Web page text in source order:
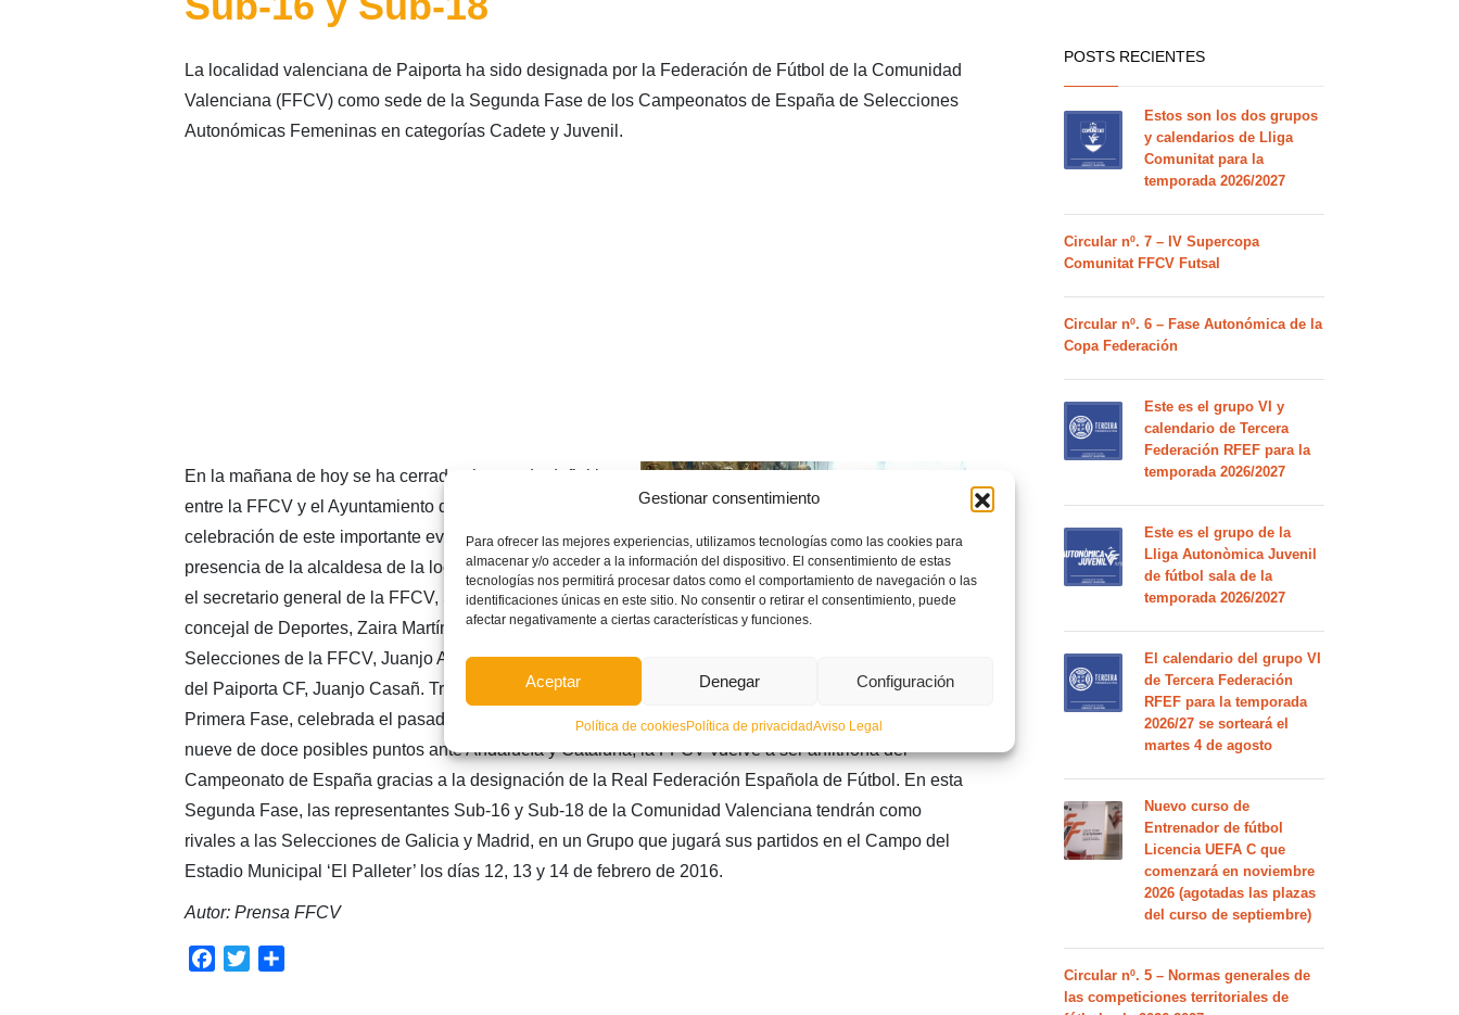
Gestionar consentimiento
Para ofrecer las mejores experiencias, utilizamos tecnologías como las cookies para
almacenar y/o acceder a la información del dispositivo. El consentimiento de estas
tecnologías nos permitirá procesar datos como el comportamiento de navegación o las
identificaciones únicas en este sitio. No consentir o retirar el consentimiento, puede
afectar negativamente a ciertas características y funciones.
Aceptar Denegar Configuración
Política de cookiesPolítica de privacidadAviso Legal
La localidad valenciana de Paiporta ha sido designada por la Federación de Fútbol de la Comunidad
Valenciana (FFCV) como sede de la Segunda Fase de los Campeonatos de España de Selecciones
Autonómicas Femeninas en categorías Cadete y Juvenil.
En la mañana de hoy se ha cerrado el acuerdo definitivo
entre la FFCV y el Ayuntamiento de Paiporta para la
celebración de este importante evento deportivo, en
presencia de la alcaldesa de la localidad, Isabel Martín,
el secretario general de la FFCV, Salvador Gomar, la
concejal de Deportes, Zaira Martínez, el Coordinador de
Selecciones de la FFCV, Juanjo Alfonso y el presidente
del Paiporta CF, Juanjo Casañ. Tras la brillante participación de la Selección Valenciana en la
Primera Fase, celebrada el pasado mes de diciembre en Almassora (Castellón), donde obtuvieron
nueve de doce posibles puntos ante Andalucía y Cataluña, la FFCV vuelve a ser anfitriona del
Campeonato de España gracias a la designación de la Real Federación Española de Fútbol. En esta
Segunda Fase, las representantes Sub-16 y Sub-18 de la Comunidad Valenciana tendrán como
rivales a las Selecciones de Galicia y Madrid, en un Grupo que jugará sus partidos en el Campo del
Estadio Municipal ‘El Palleter’ los días 12, 13 y 14 de febrero de 2016.
Autor: Prensa FFCV
Facebook
Twitter
POSTS RECIENTES
Estos son los dos grupos
y calendarios de Lliga
Comunitat para la
temporada 2026/2027
Circular nº. 7 – IV Supercopa
Comunitat FFCV Futsal
Circular nº. 6 – Fase Autonómica de la
Copa Federación
Este es el grupo VI y
calendario de Tercera
Federación RFEF para la
temporada 2026/2027
Este es el grupo de la
Lliga Autonòmica Juvenil
de fútbol sala de la
temporada 2026/2027
El calendario del grupo VI
de Tercera Federación
RFEF para la temporada
2026/27 se sorteará el
martes 4 de agosto
Nuevo curso de
Entrenador de fútbol
Licencia UEFA C que
comenzará en noviembre
2026 (agotadas las plazas
del curso de septiembre)
Circular nº. 5 – Normas generales de
las competiciones territoriales de